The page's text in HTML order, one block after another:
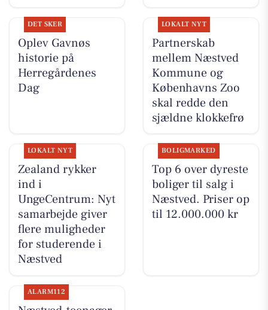
DET SKER
Oplev Gavnøs
historie på
Herregårdenes
Dag
LOKALT NYT
Partnerskab
mellem Næstved
Kommune og
Københavns Zoo
skal redde den
sjældne klokkefrø
LOKALT NYT
Zealand rykker
ind i
UngeCentrum: Nyt
samarbejde giver
flere muligheder
for studerende i
Næstved
BOLIGMARKED
Top 6 over dyreste
boliger til salg i
Næstved. Priser op
til 12.000.000 kr
ALARM112